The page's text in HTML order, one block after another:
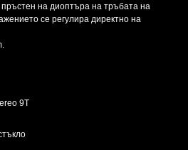
на диоптъра на тръбата на
се регулира директно на
9T